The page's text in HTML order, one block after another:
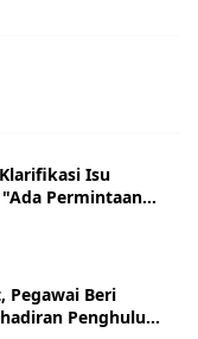
Isu
Permintaan
Tapi Bukan
Pegawai Beri
Penghulu